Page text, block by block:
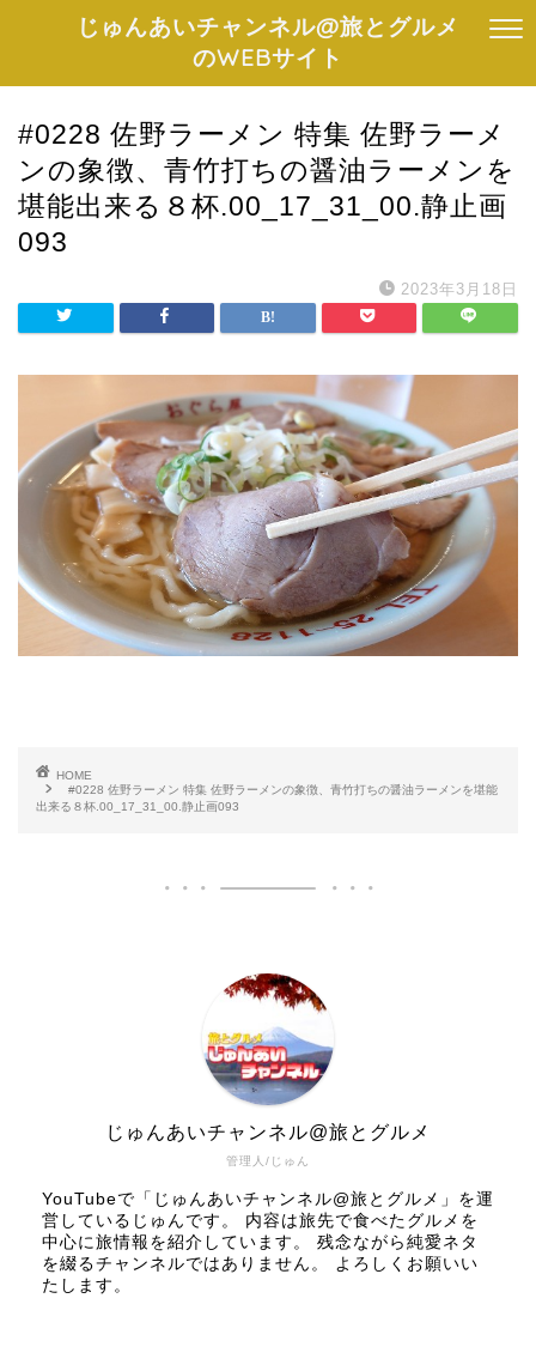
じゅんあいチャンネル@旅とグルメ
のWEBサイト
#0228 佐野ラーメン 特集 佐野ラーメ
ンの象徴、青竹打ちの醤油ラーメンを
堪能出来る８杯.00_17_31_00.静止画
093
2023年3月18日
HOME
#0228 佐野ラーメン 特集 佐野ラーメンの象徴、青竹打ちの醤油ラーメンを堪能
出来る８杯.00_17_31_00.静止画093
管理人/じゅん
じゅんあいチャンネル@旅とグルメ
YouTubeで「じゅんあいチャンネル@旅とグルメ」を運
営しているじゅんです。 内容は旅先で食べたグルメを
中心に旅情報を紹介しています。 残念ながら純愛ネタ
を綴るチャンネルではありません。 よろしくお願いい
たします。